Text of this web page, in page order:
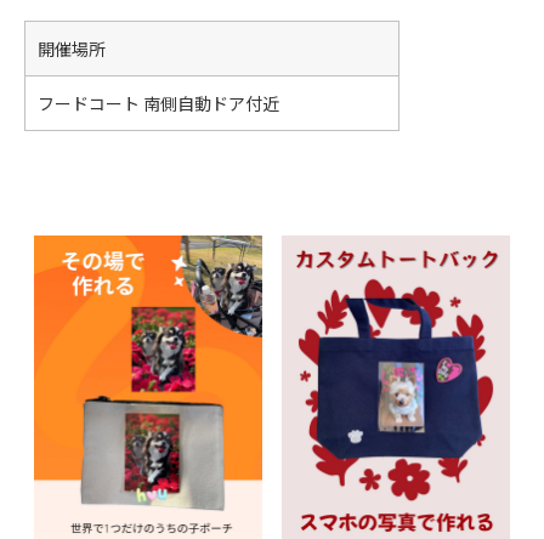
開催場所
フードコート 南側自動ドア付近